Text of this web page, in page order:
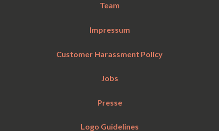
Team
Impressum
Customer Harassment Policy
Jobs
Presse
Logo Guidelines